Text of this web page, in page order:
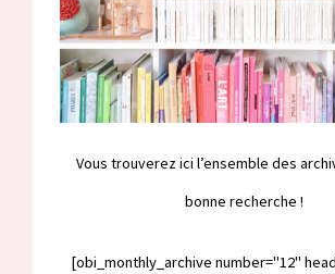
Vous trouverez ici l’ensemble des
bonne recherche !
[obi_monthly_archive number="12"